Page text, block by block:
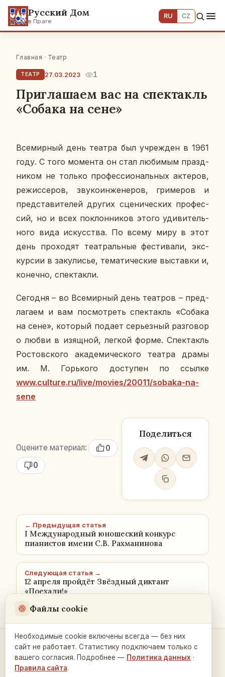
Русский Дом
в Праге
RU CZ
Главная · Театр
ТЕАТР 27.03.2023 1
Приглашаем вас на спектакль
«Собака на сене»
Все­мир­ный день театра был учре­жден в 1961
году. С того мо­мен­та он стал лю­би­мым празд­
ни­ком не только про­фес­си­о­наль­ных ак­те­ров,
ре­жис­се­ров, зву­ко­ин­же­не­ров, гри­ме­ров и
пред­ста­ви­те­лей других сце­ни­че­ских про­фес­
сий, но и всех по­клон­ни­ков этого уди­ви­тель­
но­го вида ис­кус­ства. По всему миру в этот
день про­хо­дят те­ат­раль­ные фе­сти­ва­ли, экс­
кур­сии в за­ку­ли­сье, те­ма­ти­че­ские вы­став­ки и,
ко­неч­но, спек­так­ли.
Се­го­дня – во Все­мир­ный день те­ат­ров – пред­
ла­га­ем и вам по­смот­реть спек­такль «Собака
на сене», ко­то­рый подает се­рьез­ный раз­го­вор
о любви в изящ­ной, легкой форме. Спек­такль
Ро­стов­ско­го ака­де­ми­че­ско­го театра драмы
им. М. Горь­ко­го до­сту­пен по ссылке
www.culture.ru/live/movies/20011/sobaka-na-
sene
Оцените материал:
0
0
Поделиться
← Предыдущая статья
I Международный юношеский конкурс
пианистов имени С.В. Рахманинова
Следующая статья →
12 апреля пройдёт Звёздный диктант
«Поехали!»
Контакты и связь →
Файлы cookie
Необходимые cookie включены всегда — без них
сайт не работает. Статистику подключаем только с
вашего согласия. Подробнее — Политика данных ·
Правила сайта.